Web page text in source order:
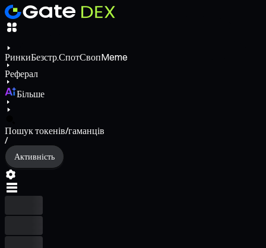
РинкиБезстр.СпотСвопMeme
Реферал
Більше
Пошук токенів/гаманців
/
Активність